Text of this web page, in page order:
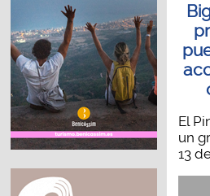
El
un
13